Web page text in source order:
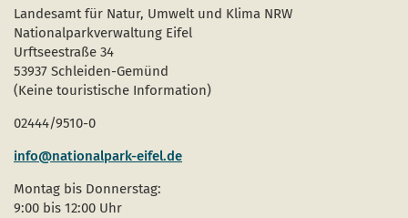
Landesamt für Natur, Umwelt und Klima NRW
Nationalparkverwaltung Eifel
Urftseestraße 34
53937 Schleiden-Gemünd
(Keine touristische Information)
02444/9510-0
info@nationalpark-eifel.de
Montag bis Donnerstag:
9:00 bis 12:00 Uhr